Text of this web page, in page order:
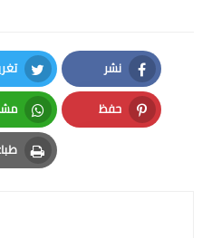
نشر
Facebook
حفظ
Pinterest